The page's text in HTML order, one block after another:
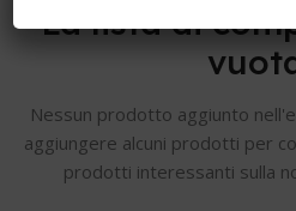
La lista di
Nessun prodotto aggiunto
aggiungere alcuni prodotti per
prodotti interessanti sulla